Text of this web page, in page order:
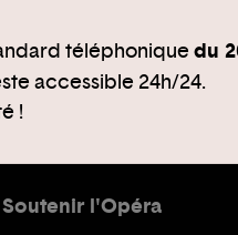
téléphoniquedu
accessible 24h/24.
!
Soutenir l'Opéra